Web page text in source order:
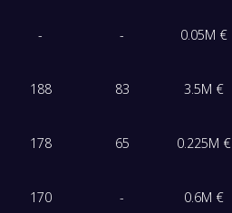
- - 0.05M €
188 83 3.5M €
178 65 0.225M €
170 - 0.6M €